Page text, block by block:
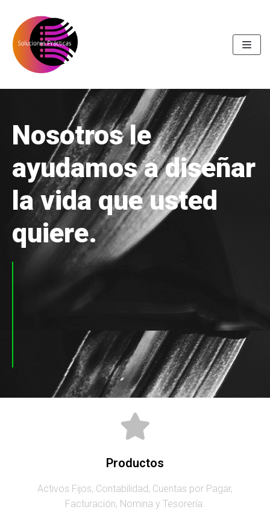
to
content
Nosotros le
ayudamos a diseñar
la vida que usted
quiere.
Productos
Activos Fijos, Contabilidad, Cuentas por Pagar,
Facturación, Nomina y Tesorería.